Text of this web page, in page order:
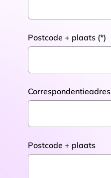
Postcode + plaats
Correspondentieadres
Postcode + plaats